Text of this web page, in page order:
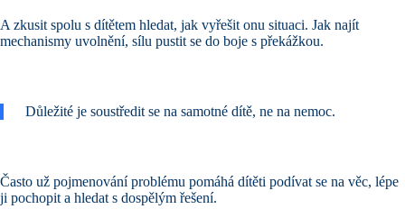
A zkusit spolu s dítětem hledat, jak vyřešit onu situaci. Jak najít
mechanismy uvolnění, sílu pustit se do boje s překážkou.
Důležité je soustředit se na samotné dítě, ne na nemoc.
Často už pojmenování problému pomáhá dítěti podívat se na věc, lépe
ji pochopit a hledat s dospělým řešení.